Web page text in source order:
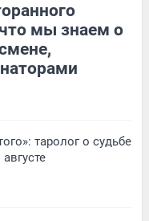
мы знаем о
таролог о судьбе